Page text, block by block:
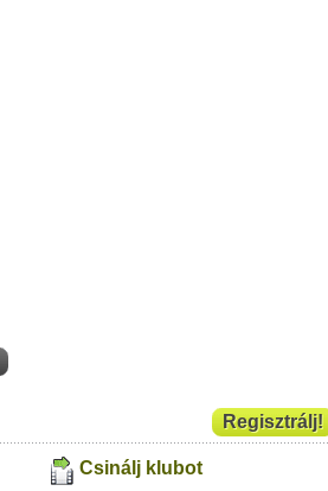
Regisztrálj!
Csinálj klubot